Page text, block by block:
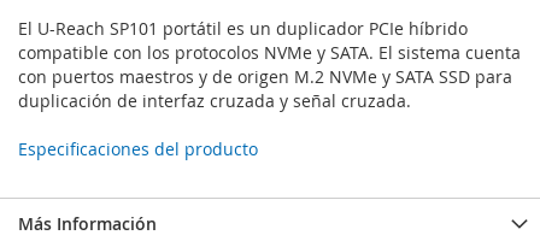
El U-Reach SP101 portátil es un duplicador PCIe híbrido
compatible con los protocolos NVMe y SATA. El sistema cuenta
con puertos maestros y de origen M.2 NVMe y SATA SSD para
duplicación de interfaz cruzada y señal cruzada.
Especificaciones del producto
Más Información